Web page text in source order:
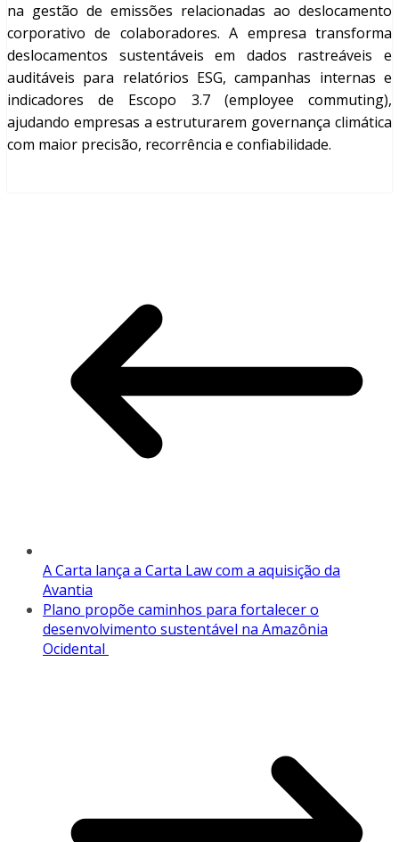
na gestão de emissões relacionadas ao deslocamento
corporativo de colaboradores. A empresa transforma
deslocamentos sustentáveis em dados rastreáveis e
auditáveis para relatórios ESG, campanhas internas e
indicadores de Escopo 3.7 (employee commuting),
ajudando empresas a estruturarem governança climática
com maior precisão, recorrência e confiabilidade.
A Carta lança a Carta Law com a aquisição da
Avantia
Plano propõe caminhos para fortalecer o
desenvolvimento sustentável na Amazônia
Ocidental